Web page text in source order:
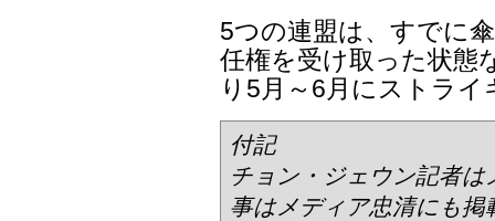
5つの連盟は、すでに
任権を受け取った状態
り5月～6月にストラ
付記
チョン・ジェウン記者
事はメディア忠清にも